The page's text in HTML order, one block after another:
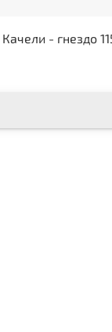
- гнездо